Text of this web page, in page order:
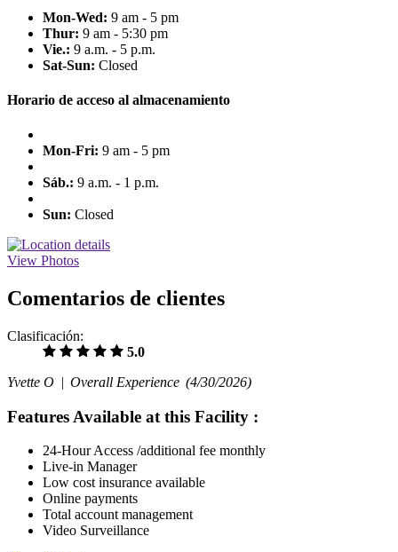
Mon-Wed: 9 am - 5 pm
Thur: 9 am - 5:30 pm
Vie.: 9 a.m. - 5 p.m.
Sat-Sun: Closed
Horario de acceso al almacenamiento
Mon-Fri: 9 am - 5 pm
Sáb.: 9 a.m. - 1 p.m.
Sun: Closed
View Photos
Comentarios de clientes
Clasificación:
5.0
Yvette O | Overall Experience (4/30/2026)
Features Available at this Facility :
24-Hour Access /additional fee monthly
Live-in Manager
Low cost insurance available
Online payments
Total account management
Video Surveillance